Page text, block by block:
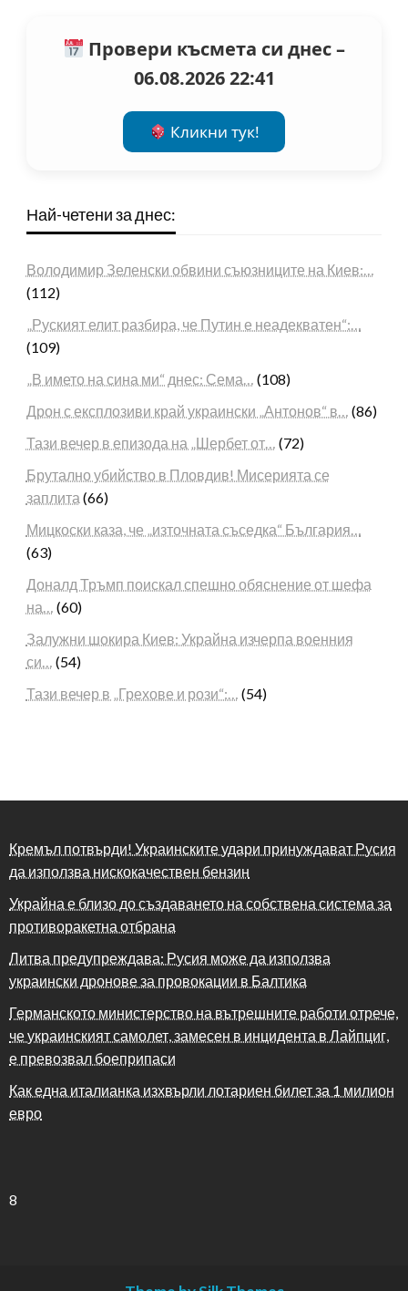
Провери късмета си днес –
06.08.2026 22:41
Кликни тук!
Най-четени за днес:
Володимир Зеленски обвини съюзниците на Киев:…
(112)
„Руският елит разбира, че Путин е неадекватен“:…
(109)
„В името на сина ми“ днес: Сема… (108)
Дрон с експлозиви край украински „Антонов“ в… (86)
Тази вечер в епизода на „Шербет от… (72)
Брутално убийство в Пловдив! Мисерията се
заплита (66)
Мицкоски каза, че „източната съседка“ България…
(63)
Доналд Тръмп поискал спешно обяснение от шефа
на… (60)
Залужни шокира Киев: Украйна изчерпа военния
си… (54)
Тази вечер в „Грехове и рози“:… (54)
Кремъл потвърди! Украинските удари принуждават Русия
да използва нискокачествен бензин
Украйна е близо до създаването на собствена система за
противоракетна отбрана
Литва предупреждава: Русия може да използва
украински дронове за провокации в Балтика
Германското министерство на вътрешните работи отрече,
че украинският самолет, замесен в инцидента в Лайпциг,
е превозвал боеприпаси
Как една италианка изхвърли лотариен билет за 1 милион
евро
8